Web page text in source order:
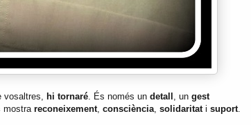
vosaltres, hi tornaré . És només un detall , un gest
mostra reconeixement consciència solidaritat i suport